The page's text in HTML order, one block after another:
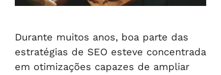
Durante muitos anos, boa parte das
estratégias de SEO esteve concentrada
em otimizações capazes de ampliar